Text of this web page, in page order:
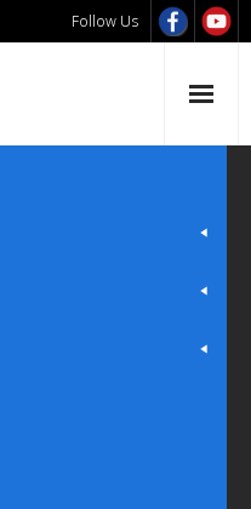
Follow Us